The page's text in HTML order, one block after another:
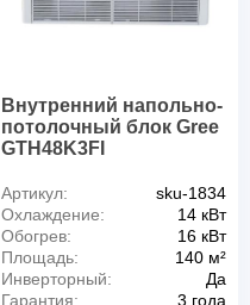
Внутренний напольно-
потолочный блок Gree
GTH48K3FI
Артикул:
sku-1834
Охлаждение:
14 кВт
Обогрев:
16 кВт
Площадь:
140 м²
Инверторный:
Да
Гарантия:
3 года